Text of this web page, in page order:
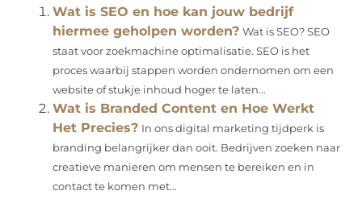
Wat is SEO en hoe kan jouw bedrijf
hiermee geholpen worden? Wat is SEO? SEO
staat voor zoekmachine optimalisatie. SEO is het
proces waarbij stappen worden ondernomen om een ​​
website of stukje inhoud hoger te laten...
Wat is Branded Content en Hoe Werkt
Het Precies? In ons digital marketing tijdperk is
branding belangrijker dan ooit. Bedrijven zoeken naar
creatieve manieren om mensen te bereiken en in
contact te komen met...